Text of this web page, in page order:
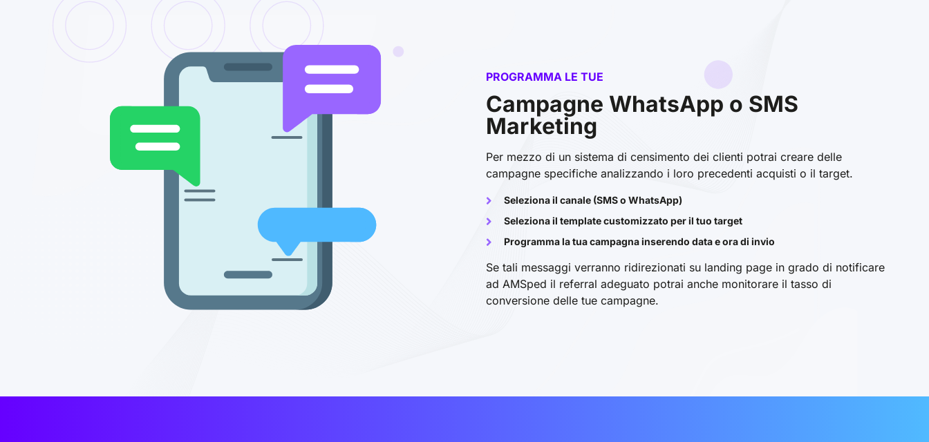
PROGRAMMA LE TUE
Campagne WhatsApp o SMS
Marketing
Per mezzo di un sistema di censimento dei clienti potrai creare delle
campagne specifiche analizzando i loro precedenti acquisti o il target.
Seleziona il canale (SMS o WhatsApp)
Seleziona il template customizzato per il tuo target
Programma la tua campagna inserendo data e ora di invio
Se tali messaggi verranno ridirezionati su landing page in grado di notificare
ad AMSped il referral adeguato potrai anche monitorare il tasso di
conversione delle tue campagne.